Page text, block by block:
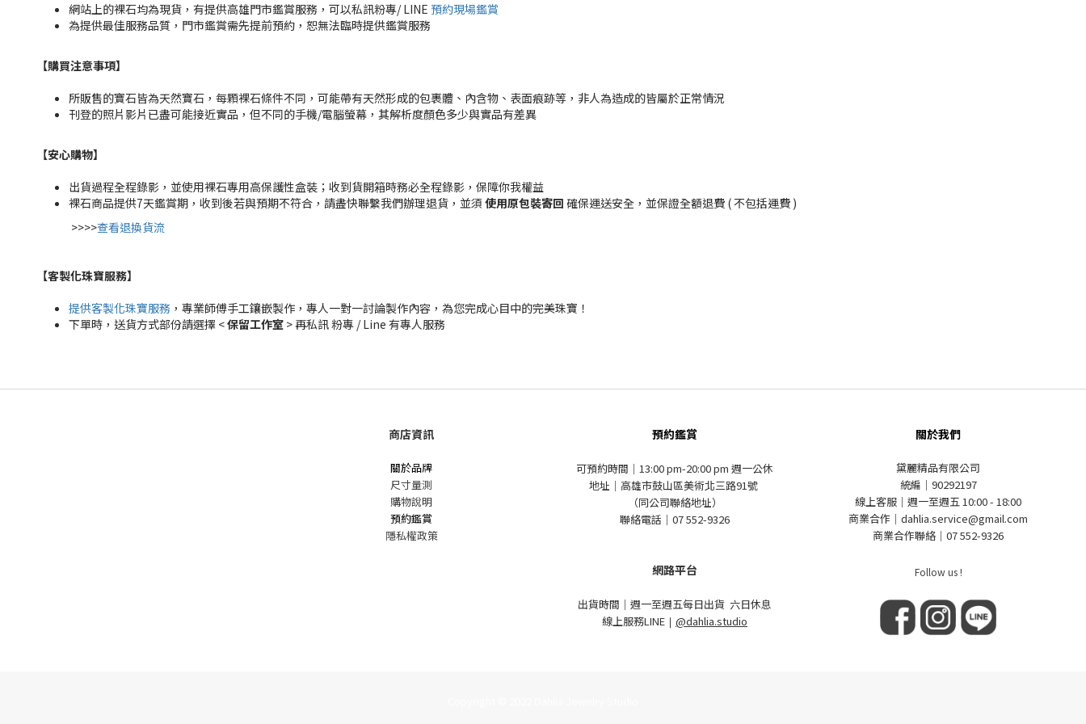
網站上的裸石均為現貨，有提供高雄門市鑑賞服務，可以私訊粉專/ LINE 預約現場鑑賞
為提供最佳服務品質，門市鑑賞需先提前預約，恕無法臨時提供鑑賞服務
【購買注意事項】
所販售的寶石皆為天然寶石，每顆裸石條件不同，可能帶有天然形成的包裹體、內含物、表面痕跡等，非人為造成的皆屬於正常情況
刊登的照片影片已盡可能接近實品，但不同的手機/電腦螢幕，其解析度顏色多少與實品有差異
【安心購物】
出貨過程全程錄影，並使用裸石專用高保護性盒裝；收到貨開箱時務必全程錄影，保障你我權益
裸石商品提供7天鑑賞期，收到後若與預期不符合，請盡快聯繫我們辦理退貨，並須 使用原包裝寄回 確保運送安全，並保證全額退費 ( 不包括運費 )
>>>>查看退換貨流
【客製化珠寶服務】
提供客製化珠寶服務 ，專業師傅手工鑲嵌製作，專人一對一討論製作內容，為您完成心目中的完美珠寶！
下單時，送貨方式部份請選擇 <保留工作室 > 再私訊 粉專 / Line 有專人服務
商店資訊
關於品牌
尺寸量測
購物說明
預約鑑賞
隱私權政策
預約鑑賞
可預約時間｜13:00 pm-20:00 pm 週一公休
地址｜高雄市鼓山區美術北三路91號
（同公司聯絡地址）
聯絡電話｜07 552-9326
網路平台
出貨時間｜週一至週五每日出貨 六日休息
線上服務LINE ｜ @dahlia.studio
關於我們
黛麗精品有限公司
統編｜90292197
線上客服｜週一至週五 10:00 - 18:00
商業合作｜dahlia.service@gmail.com
商業合作聯絡｜07 552-9326
Follow us !